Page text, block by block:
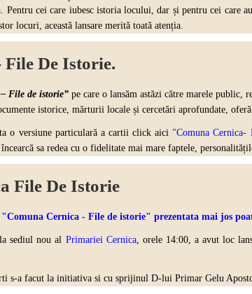
. Pentru cei care iubesc istoria locului, dar și pentru cei care
locuri, această lansare merită toată atenția.
File De Istorie.
File de istorie” pe care o lansăm astăzi către marele
istorice, mărturii locale și cercetări aprofundate,
o versiune particulară a cartii click aici "Comuna
sa redea cu o fidelitate mai mare faptele,
File De Istorie
Cernica - File de istorie" prezentata mai jos
sediul nou al Primariei Cernica, orele 14:00, a avut loc
s-a facut la initiativa si cu sprijinul D-lui Primar Gelu